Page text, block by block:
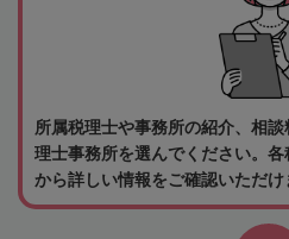
所属税理士や事務所の紹介、相
理士事務所を選んでください。
から詳しい情報をご確認いただけ